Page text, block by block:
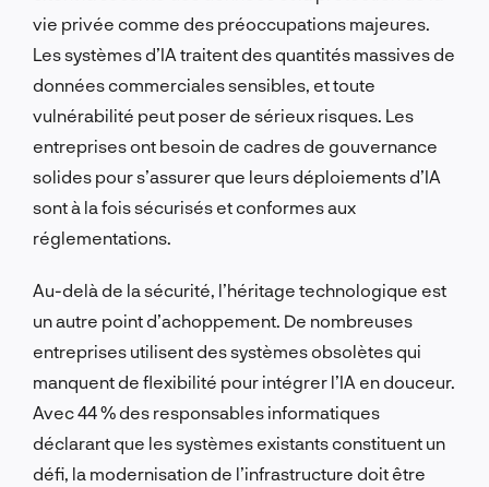
vie privée comme des préoccupations majeures.
Les systèmes d’IA traitent des quantités massives de
données commerciales sensibles, et toute
vulnérabilité peut poser de sérieux risques. Les
entreprises ont besoin de cadres de gouvernance
solides pour s’assurer que leurs déploiements d’IA
sont à la fois sécurisés et conformes aux
réglementations.
Au-delà de la sécurité, l’héritage technologique est
un autre point d’achoppement. De nombreuses
entreprises utilisent des systèmes obsolètes qui
manquent de flexibilité pour intégrer l’IA en douceur.
Avec 44 % des responsables informatiques
déclarant que les systèmes existants constituent un
défi, la modernisation de l’infrastructure doit être